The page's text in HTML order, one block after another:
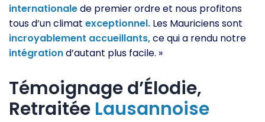
internationalede premier ordre et nous profitons
tous d’un climat exceptionnel. Les Mauriciens sont
incroyablement accueillants,ce qui a rendu notre
intégrationd’autant plus facile. »
Témoignage d’Élodie,
Retraitée Lausannoise